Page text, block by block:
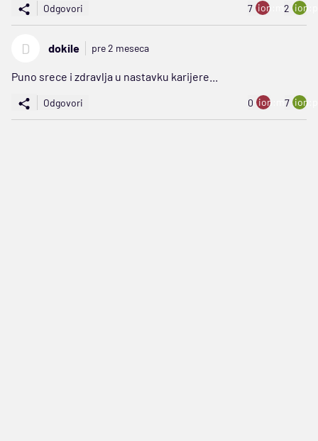
Odgovori 7 ion:minus
2
D dokile pre 2 meseca
Puno srece i zdravlja u nastavku karijere...
Odgovori 0 ion:minus
7